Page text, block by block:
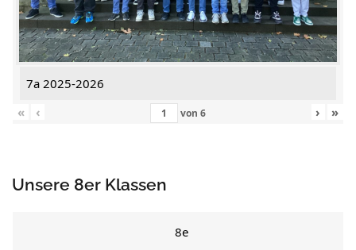
7a 2025-2026
«
‹ von 6 › »
Unsere 8er Klassen
8e